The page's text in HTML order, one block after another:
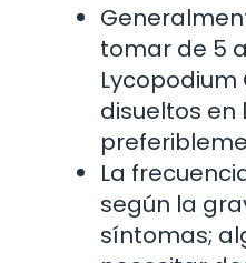
tomar de 5
Lycopodium
disueltos en
La
según la
síntomas;